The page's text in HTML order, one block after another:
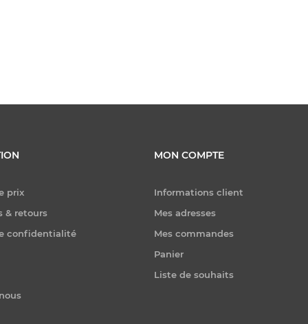
prix
& retours
confidentialité
MON COMPTE
Informations client
Mes adresses
Mes commandes
Panier
Liste de souhaits